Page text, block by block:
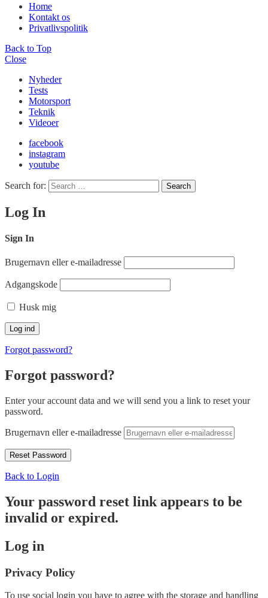
Home
Kontakt os
Privatlivspolitik
Back to Top
Close
Nyheder
Tests
Motorsport
Teknik
Videoer
facebook
instagram
youtube
Search for: Search
Log In
Sign In
Brugernavn eller e-mailadresse
Adgangskode
Husk mig
Forgot password?
Forgot password?
Enter your account data and we will send you a link to reset your
password.
Brugernavn eller e-mailadresse
Back to Login
Your password reset link appears to be
invalid or expired.
Log in
Privacy Policy
To use social login you have to agree with the storage and handling